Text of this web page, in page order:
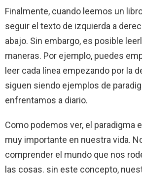
Finalmente, cuando leemos un
seguir el texto de izquierda a
abajo. Sin embargo, es posible
maneras. Por ejemplo, puedes
leer cada línea empezando por la
siguen siendo ejemplos de
enfrentamos a diario.
Como podemos ver, el paradigma
muy importante en nuestra vida.
comprender el mundo que nos
las cosas. sin este concepto,